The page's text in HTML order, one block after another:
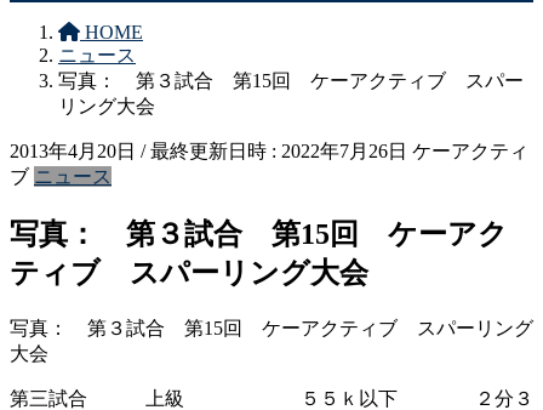
HOME
ニュース
写真： 第３試合 第15回 ケーアクティブ スパー
リング大会
2013年4月20日 / 最終更新日時 : 2022年7月26日 ケーアクティ
ブ ニュース
写真： 第３試合 第15回 ケーアク
ティブ スパーリング大会
写真： 第３試合 第15回 ケーアクティブ スパーリング
大会
第三試合 上級 ５５ｋ以下 ２分３